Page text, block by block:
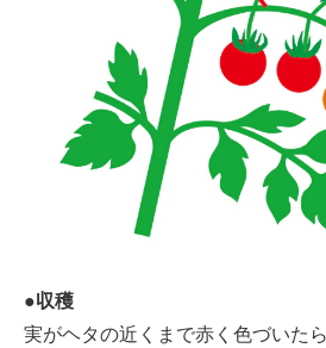
●収穫
実がヘタの近くまで赤く色づいた